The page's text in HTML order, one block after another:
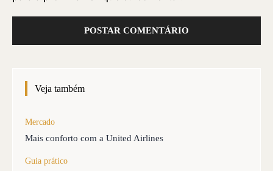
Veja também
Mercado
Mais conforto com a United Airlines
Guia prático